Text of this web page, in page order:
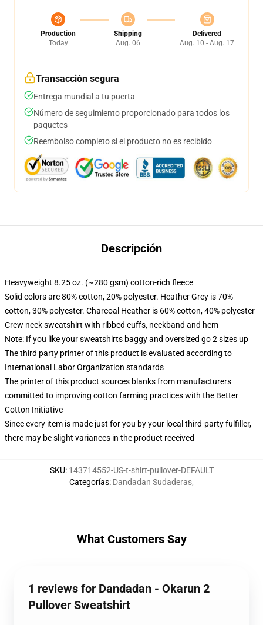
Production
Today
Shipping
Aug. 06
Delivered
Aug. 10 - Aug. 17
Transacción segura
Entrega mundial a tu puerta
Número de seguimiento proporcionado para todos los
paquetes
Reembolso completo si el producto no es recibido
Descripción
Heavyweight 8.25 oz. (~280 gsm) cotton-rich fleece
Solid colors are 80% cotton, 20% polyester. Heather Grey is 70%
cotton, 30% polyester. Charcoal Heather is 60% cotton, 40% polyester
Crew neck sweatshirt with ribbed cuffs, neckband and hem
Note: If you like your sweatshirts baggy and oversized go 2 sizes up
The third party printer of this product is evaluated according to
International Labor Organization standards
The printer of this product sources blanks from manufacturers
committed to improving cotton farming practices with the Better
Cotton Initiative
Since every item is made just for you by your local third-party fulfiller,
there may be slight variances in the product received
SKU: 143714552-US-t-shirt-pullover-DEFAULT
Categorías: Dandadan Sudaderas,
What Customers Say
1 reviews for Dandadan - Okarun 2
Pullover Sweatshirt